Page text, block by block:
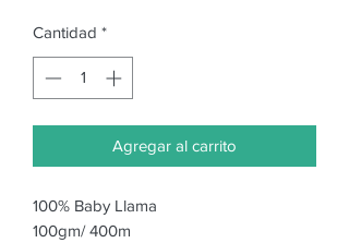
Cantidad *
Agregar al carrito
100% Baby Llama
100gm/ 400m